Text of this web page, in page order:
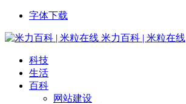
字体下载
米力百科 | 米粒在线
科技
生活
百科
网站建设